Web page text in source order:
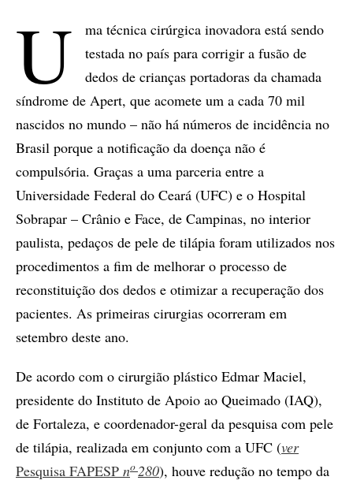
U
ma técnica cirúrgica inovadora está sendo
testada no país para corrigir a fusão de
dedos de crianças portadoras da chamada
síndrome de Apert, que acomete um a cada 70 mil
nascidos no mundo – não há números de incidência no
Brasil porque a notificação da doença não é
compulsória. Graças a uma parceria entre a
Universidade Federal do Ceará (UFC) e o Hospital
Sobrapar – Crânio e Face, de Campinas, no interior
paulista, pedaços de pele de tilápia foram utilizados nos
procedimentos a fim de melhorar o processo de
reconstituição dos dedos e otimizar a recuperação dos
pacientes. As primeiras cirurgias ocorreram em
setembro deste ano.
De acordo com o cirurgião plástico Edmar Maciel,
presidente do Instituto de Apoio ao Queimado (IAQ),
de Fortaleza, e coordenador-geral da pesquisa com pele
de tilápia, realizada em conjunto com a UFC (ver
Pesquisa FAPESP no280), houve redução no tempo da